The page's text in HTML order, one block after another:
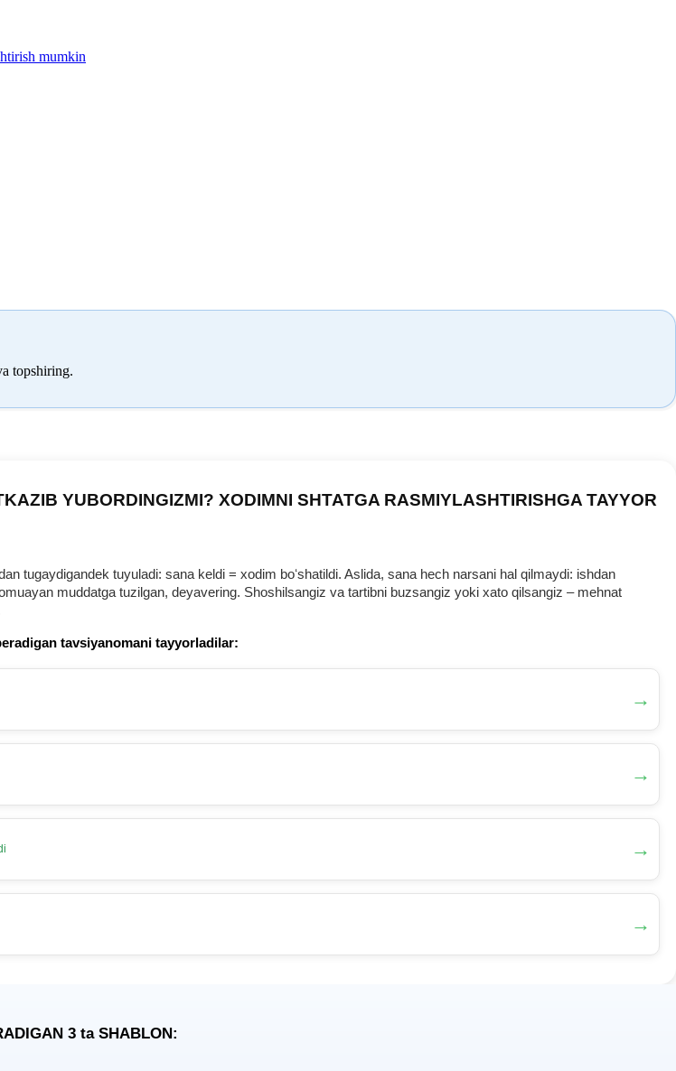
mumkin
topshiring.
YUBORDINGIZMI? XODIMNI SHTATGA RASMIYLASHTIRISHGA TAYYOR
tugaydigandek tuyuladi: sana keldi = хodim boʻshatildi. Aslida, sana hech narsani hal qilmaydi: ishdan
muddatga tuzilgan, deyavering. Shoshilsangiz va tartibni buzsangiz yoki хato qilsangiz – mehnat
tavsiyanomani tayyorladilar:
→
→
→
→
3 taSHABLON: